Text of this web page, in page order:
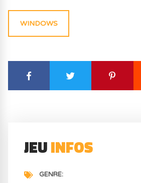
WINDOWS
JEUINFOS
GENRE